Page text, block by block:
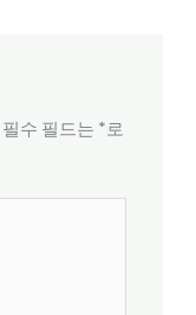
필수 필드는 *로